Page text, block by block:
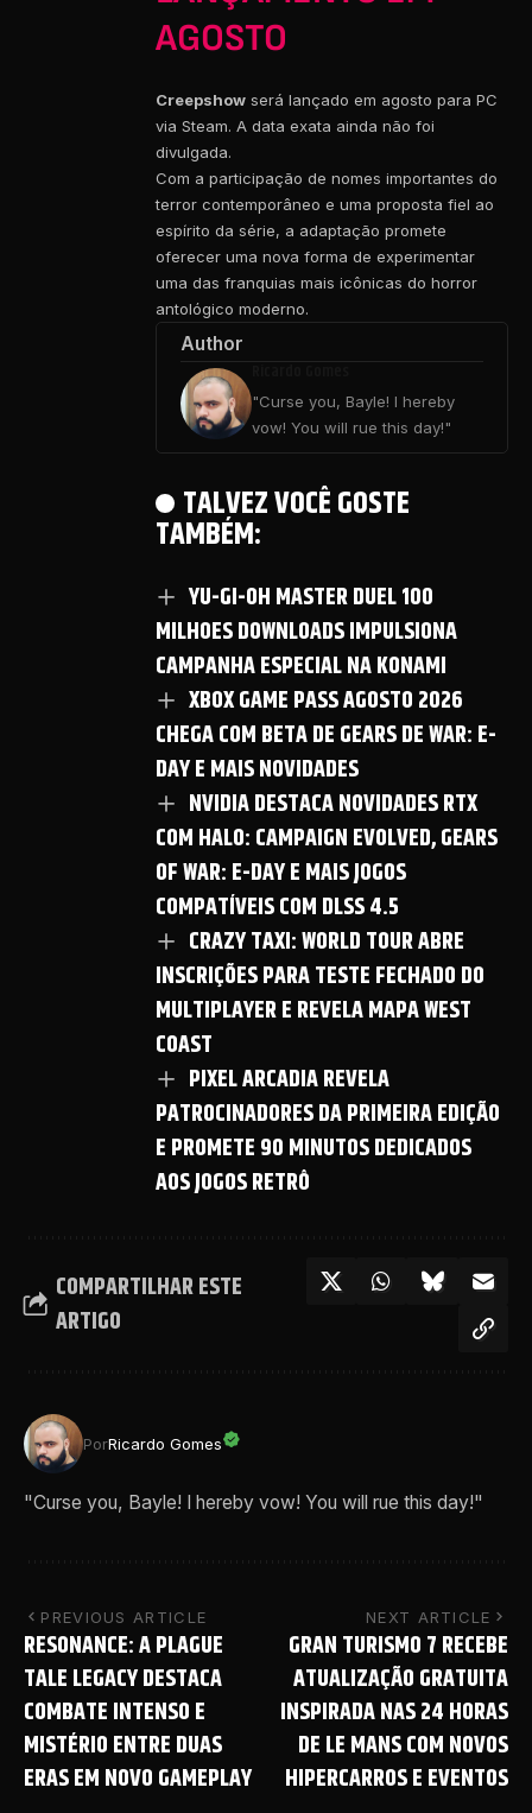
AGOSTO
Creepshow será lançado em agosto para PC
via Steam. A data exata ainda não foi
divulgada.
Com a participação de nomes importantes do
terror contemporâneo e uma proposta fiel ao
espírito da série, a adaptação promete
oferecer uma nova forma de experimentar
uma das franquias mais icônicas do horror
antológico moderno.
Author
"Curse you, Bayle! I hereby
vow! You will rue this day!"
TALVEZ VOCÊ GOSTE
TAMBÉM:
YU-GI-OH MASTER DUEL 100
MILHOES DOWNLOADS IMPULSIONA
CAMPANHA ESPECIAL NA KONAMI
XBOX GAME PASS AGOSTO 2026
CHEGA COM BETA DE GEARS DE WAR: E-
DAY E MAIS NOVIDADES
NVIDIA DESTACA NOVIDADES RTX
COM HALO: CAMPAIGN EVOLVED, GEARS
OF WAR: E-DAY E MAIS JOGOS
COMPATÍVEIS COM DLSS 4.5
CRAZY TAXI: WORLD TOUR ABRE
INSCRIÇÕES PARA TESTE FECHADO DO
MULTIPLAYER E REVELA MAPA WEST
COAST
PIXEL ARCADIA REVELA
PATROCINADORES DA PRIMEIRA EDIÇÃO
E PROMETE 90 MINUTOS DEDICADOS
AOS JOGOS RETRÔ
COMPARTILHAR ESTE
ARTIGO
PorRicardo Gomes
"Curse you, Bayle! I hereby vow! You will rue this day!"
PREVIOUS ARTICLE
RESONANCE: A PLAGUE
TALE LEGACY DESTACA
COMBATE INTENSO E
MISTÉRIO ENTRE DUAS
ERAS EM NOVO GAMEPLAY
NEXT ARTICLE
GRAN TURISMO 7 RECEBE
ATUALIZAÇÃO GRATUITA
INSPIRADA NAS 24 HORAS
DE LE MANS COM NOVOS
HIPERCARROS E EVENTOS